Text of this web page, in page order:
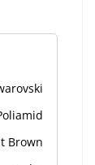
Brown